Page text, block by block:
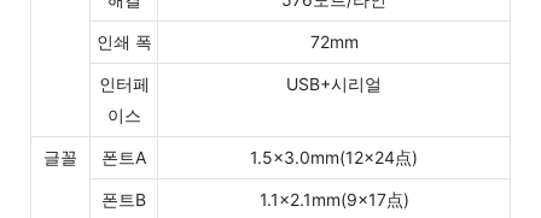
인쇄 폭 72mm
인터페
이스
USB+시리얼
글꼴 폰트A 1.5×3.0mm(12×24点)
폰트B 1.1×2.1mm(9×17点)